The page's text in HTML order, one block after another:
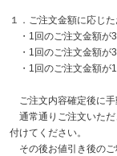
１．ご注文金額に応じ
・1回のご注文金額が3
・1回のご注文金額が3
・1回のご注文金額が
ご注文内容確定後に手
通常通りご注文いただ
付けてください。
その後お値引き後のご